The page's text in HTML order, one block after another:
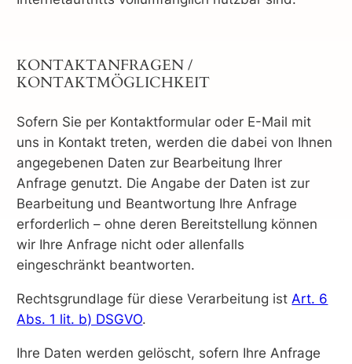
KONTAKTANFRAGEN /
KONTAKTMÖGLICHKEIT
Sofern Sie per Kontaktformular oder E-Mail mit
uns in Kontakt treten, werden die dabei von Ihnen
angegebenen Daten zur Bearbeitung Ihrer
Anfrage genutzt. Die Angabe der Daten ist zur
Bearbeitung und Beantwortung Ihre Anfrage
erforderlich – ohne deren Bereitstellung können
wir Ihre Anfrage nicht oder allenfalls
eingeschränkt beantworten.
Rechtsgrundlage für diese Verarbeitung ist Art. 6
Abs. 1 lit. b) DSGVO.
Ihre Daten werden gelöscht, sofern Ihre Anfrage